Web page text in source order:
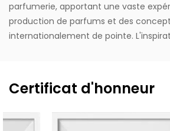
parfumerie, apportant une vaste
production de parfums et des
internationalement de pointe.
tendances modernistes. Soutenue par
designer, des capacités de conception
des techniques de production
de fabrication robuste, l'entreprise
Certificat d'honneur